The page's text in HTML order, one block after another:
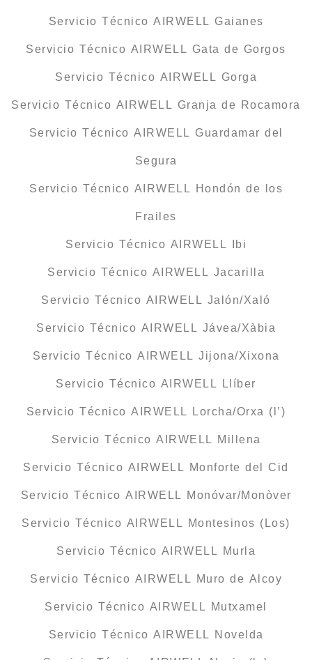
Servicio Técnico AIRWELL Gaianes
Servicio Técnico AIRWELL Gata de Gorgos
Servicio Técnico AIRWELL Gorga
Servicio Técnico AIRWELL Granja de Rocamora
Servicio Técnico AIRWELL Guardamar del
Segura
Servicio Técnico AIRWELL Hondón de los
Frailes
Servicio Técnico AIRWELL Ibi
Servicio Técnico AIRWELL Jacarilla
Servicio Técnico AIRWELL Jalón/Xaló
Servicio Técnico AIRWELL Jávea/Xàbia
Servicio Técnico AIRWELL Jijona/Xixona
Servicio Técnico AIRWELL Llíber
Servicio Técnico AIRWELL Lorcha/Orxa (l’)
Servicio Técnico AIRWELL Millena
Servicio Técnico AIRWELL Monforte del Cid
Servicio Técnico AIRWELL Monóvar/Monòver
Servicio Técnico AIRWELL Montesinos (Los)
Servicio Técnico AIRWELL Murla
Servicio Técnico AIRWELL Muro de Alcoy
Servicio Técnico AIRWELL Mutxamel
Servicio Técnico AIRWELL Novelda